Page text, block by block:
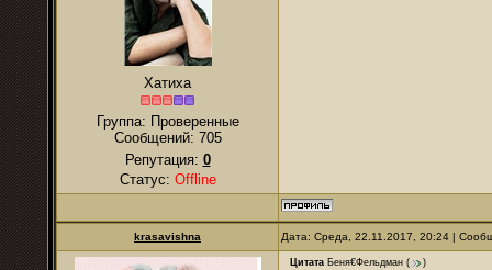
Хатиха
Группа: Проверенные
Сообщений: 705
Репутация: 0
Статус: Offline
krasavishna Дата: Среда, 22.11.2017, 20:24 |
Цитата Беня€Фельдман (
)